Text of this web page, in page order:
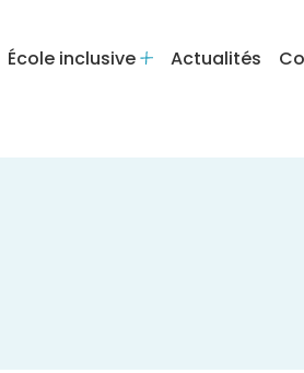
École inclusive Actualités